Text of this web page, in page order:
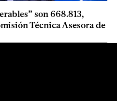
son 668.813,
Técnica Asesora de